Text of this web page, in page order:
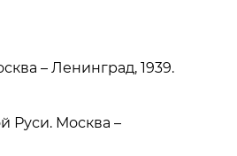
– Ленинград, 1939.
Руси. Москва –